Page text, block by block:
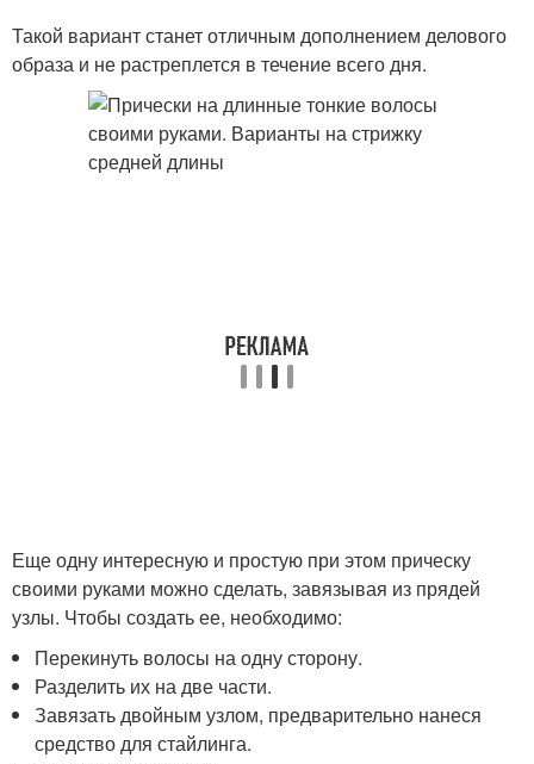
Такой вариант станет отличным дополнением делового
образа и не растреплется в течение всего дня.
Еще одну интересную и простую при этом прическу
своими руками можно сделать, завязывая из прядей
узлы. Чтобы создать ее, необходимо:
Перекинуть волосы на одну сторону.
Разделить их на две части.
Завязать двойным узлом, предварительно нанеся
средство для стайлинга.